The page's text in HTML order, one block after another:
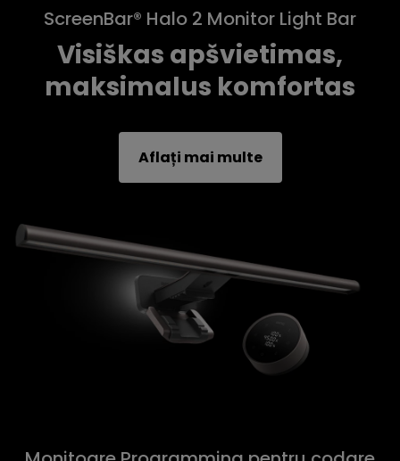
ScreenBar® Halo 2 Monitor Light Bar
Visiškas apšvietimas,
maksimalus komfortas
Aflați mai multe